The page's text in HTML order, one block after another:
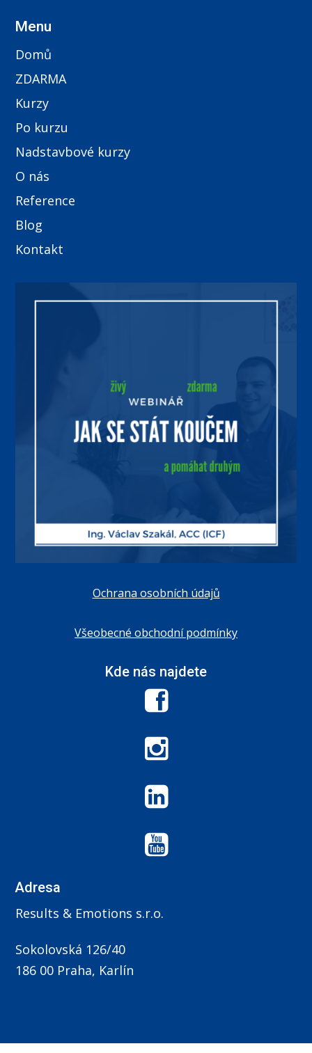
Menu
Domů
ZDARMA
Kurzy
Po kurzu
Nadstavbové kurzy
O nás
Reference
Blog
Kontakt
Ochrana osobních údajů
Všeobecné obchodní podmínky
Kde nás najdete
Adresa
Results & Emotions s.r.o.
Sokolovská 126/40
186 00 Praha, Karlín